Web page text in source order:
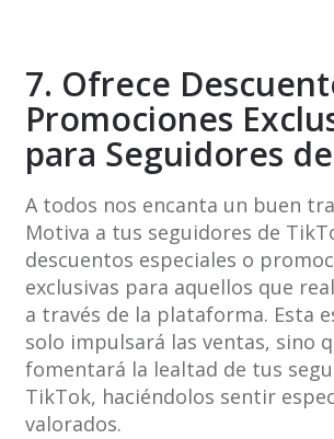
7. Ofrece
Promociones
para Seguidores
A todos nos encanta un buen
Motiva a tus seguidores de
descuentos especiales o
exclusivas para aquellos que
a través de la plataforma. Esta
solo impulsará las ventas, sino
fomentará la lealtad de tus
TikTok, haciéndolos sentir
valorados.